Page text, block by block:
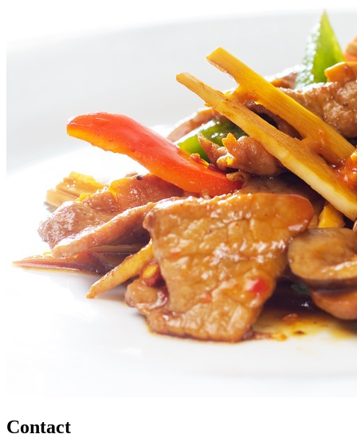
Contact